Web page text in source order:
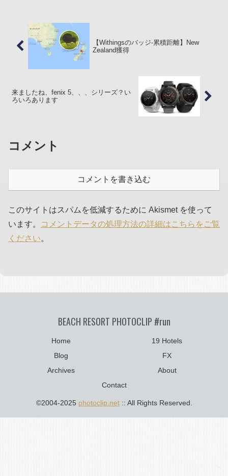
【Withingsのバッジ-累積距離】New
Zealand獲得
来ましたね、fenix 5、、、シリーズ？い
ろいろあります
コメント
コメントを書き込む
このサイトはスパムを低減するために Akismet を使って
います。
コメントデータの処理方法の詳細はこちらをご覧
ください。
BEACH RESORT PHOTOCLIP #run
Home
19 Hotels
Blog
FX
Archives
About
Contact
©2004-2025 photoclip.net:: All Rights Reserved.